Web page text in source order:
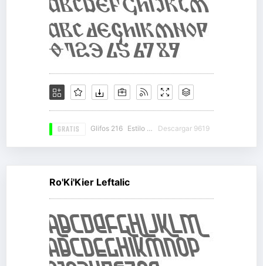
GRATIS Glifos 216 Estilo 11 Descargar 9619
Ro'Ki'Kier Leftalic